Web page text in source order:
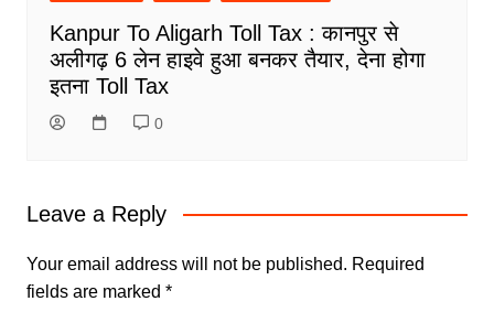
Kanpur To Aligarh Toll Tax : कानपुर से
अलीगढ़ 6 लेन हाइवे हुआ बनकर तैयार, देना होगा
इतना Toll Tax
0
Leave a Reply
Your email address will not be published. Required
fields are marked *